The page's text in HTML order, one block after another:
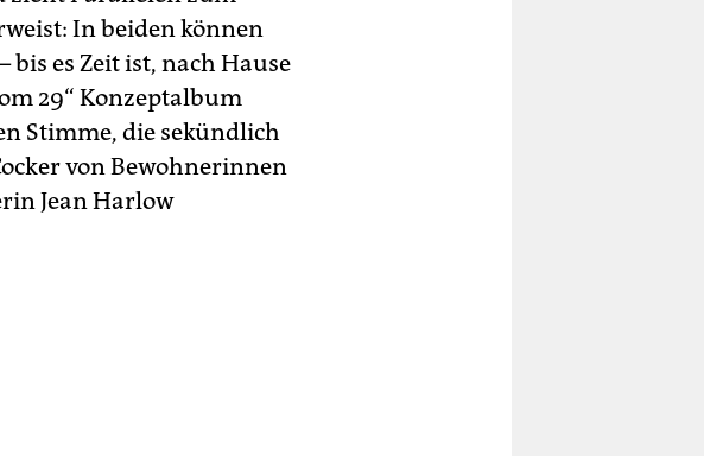
In beiden können
es Zeit ist, nach Hause
29“ Konzeptalbum
Stimme, die sekündlich
von Bewohnerinnen
Jean Harlow